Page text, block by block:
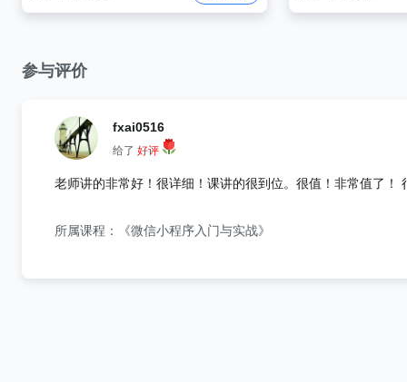
参与评价
fxai0516
给了 好评
老师讲的非常好！很详细！课讲的很到位。很值！非常值了
所属课程：《微信小程序入门与实战》